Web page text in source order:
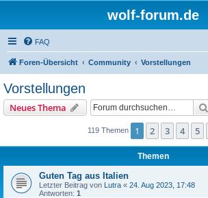
wolf-forum.de
FAQ
Foren-Übersicht Community Vorstellungen
Vorstellungen
Neues Thema
119 Themen 1 2 3 4 5
Themen
Guten Tag aus Italien
Letzter Beitrag von Lutra « 24. Aug 2023, 17:48
Antworten: 1